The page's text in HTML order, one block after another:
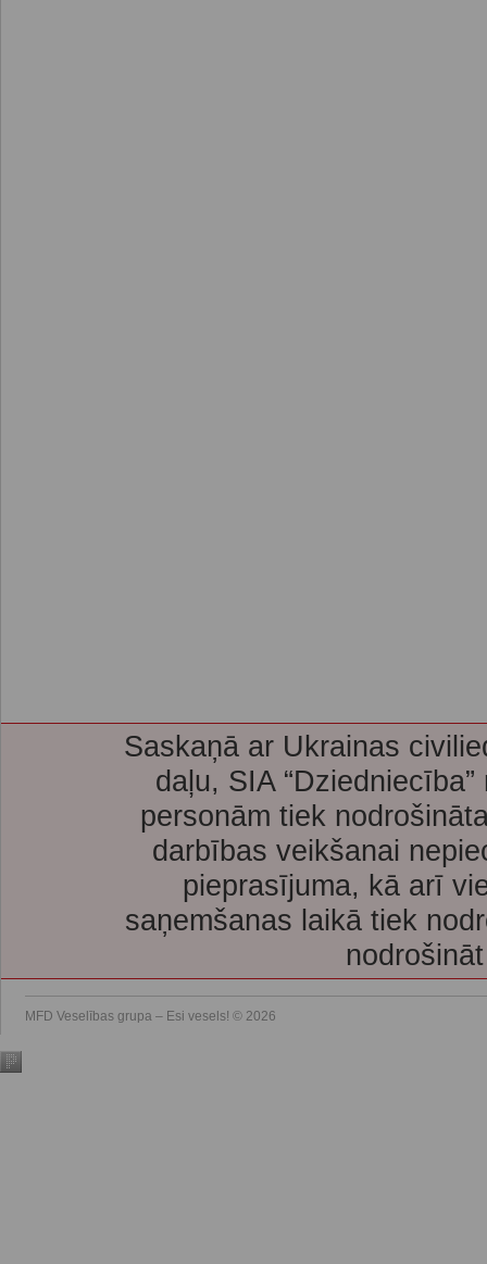
Saskaņā ar Ukrainas
daļu, SIA
personām tiek
darbības veikšanai
pieprasījuma, kā arī
saņemšanas laikā tiek
MFD Veselības grupa – Esi vesels! © 2026